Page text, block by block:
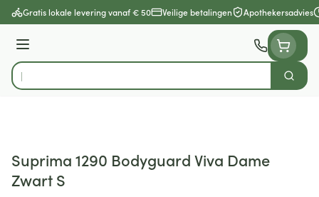
Ga naar de inhoud
Gratis lokale levering vanaf € 50 Veilige betalingen Apothekersadvies
Menu
Product, merk, categorie...
Zoek
Suprima 1290 Bodyguard Viva Dame
Zwart S